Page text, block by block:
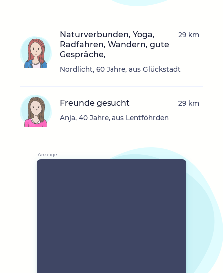
Naturverbunden, Yoga,
Radfahren, Wandern, gute
Gespräche,
Nordlicht, 60 Jahre, aus Glückstadt
29 km
Freunde gesucht
Anja, 40 Jahre, aus Lentföhrden
29 km